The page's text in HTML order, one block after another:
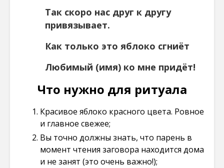
Так скоро нас друг к другу
привязывает.
Как только это яблоко сгниёт
Любимый (имя) ко мне придёт!
Что нужно для ритуала
Красивое яблоко красного цвета. Ровное
и главное свежее;
Вы точно должны знать, что парень в
момент чтения заговора находится дома
и не занят (это очень важно!);